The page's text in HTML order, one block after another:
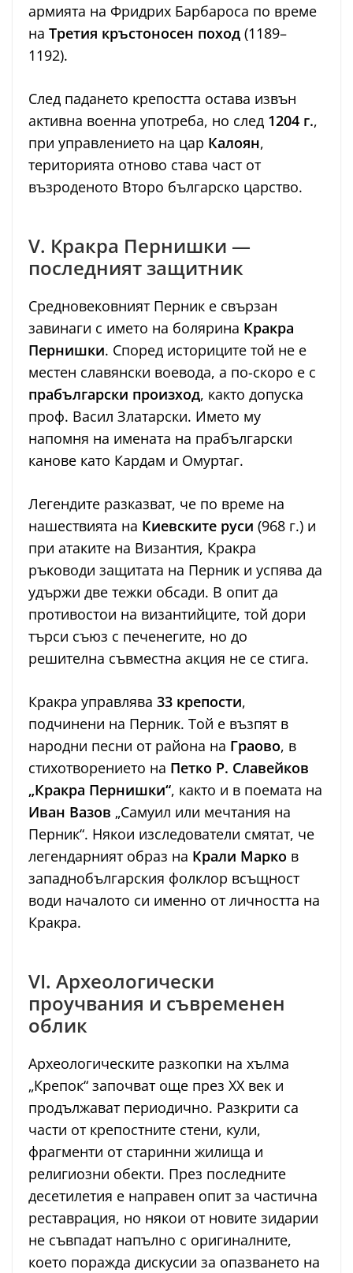
армията на Фридрих Барбароса по време
на Третия кръстоносен поход (1189–
1192).
След падането крепостта остава извън
активна военна употреба, но след 1204 г.,
при управлението на цар Калоян,
територията отново става част от
възроденото Второ българско царство.
V. Кракра Пернишки —
последният защитник
Средновековният Перник е свързан
завинаги с името на болярина Кракра
Пернишки. Според историците той не е
местен славянски воевода, а по-скоро е с
прабългарски произход, както допуска
проф. Васил Златарски. Името му
напомня на имената на прабългарски
канове като Кардам и Омуртаг.
Легендите разказват, че по време на
нашествията на Киевските руси (968 г.) и
при атаките на Византия, Кракра
ръководи защитата на Перник и успява да
удържи две тежки обсади. В опит да
противостои на византийците, той дори
търси съюз с печенегите, но до
решителна съвместна акция не се стига.
Кракра управлява 33 крепости,
подчинени на Перник. Той е възпят в
народни песни от района на Граово, в
стихотворението на Петко Р. Славейков
„Кракра Пернишки“, както и в поемата на
Иван Вазов „Самуил или мечтания на
Перник“. Някои изследователи смятат, че
легендарният образ на Крали Марко в
западнобългарския фолклор всъщност
води началото си именно от личността на
Кракра.
VI. Археологически
проучвания и съвременен
облик
Археологическите разкопки на хълма
„Крепок“ започват още през XX век и
продължават периодично. Разкрити са
части от крепостните стени, кули,
фрагменти от старинни жилища и
религиозни обекти. През последните
десетилетия е направен опит за частична
реставрация, но някои от новите зидарии
не съвпадат напълно с оригиналните,
което поражда дискусии за опазването на